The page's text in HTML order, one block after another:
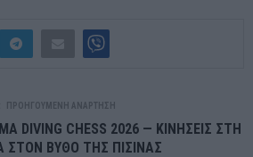
ΠΡΟΗΓΟΎΜΕΝΗ ΑΝΆΡΤΗΣΗ
DIVING CHESS 2026 — ΚΙΝΗΣΕΙΣ ΣΤΗ
ΣΤΟΝ ΒΥΘΟ ΤΗΣ ΠΙΣΙΝΑΣ